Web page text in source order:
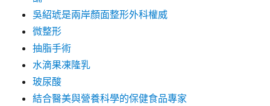
吳紹琥是兩岸顏面整形外科權威
微整形
抽脂手術
水滴果凍隆乳
玻尿酸
結合醫美與營養科學的保健食品專家